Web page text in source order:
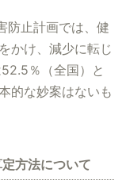
防止計画では、健
かけ、減少に転じ
％（全国）と
的な妙案はないも
方法について